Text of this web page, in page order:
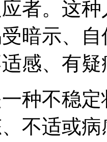
者。这
暗示、
感、有
种不稳
不适或